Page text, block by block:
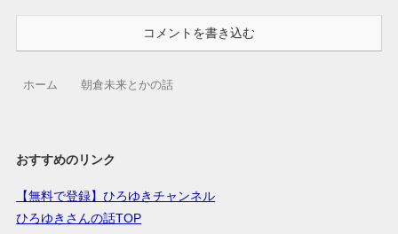
コメントを書き込む
ホーム 朝倉未来とかの話
おすすめのリンク
【無料で登録】ひろゆきチャンネル
ひろゆきさんの話TOP